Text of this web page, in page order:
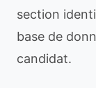
section
base de
candidat.